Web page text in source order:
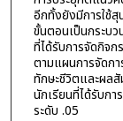
อีกทั้งยังมีการใช้
ขั้นตอนเป็นกระบ
ที่ได้รับการจัดกิจก
ตามแผนการจัดก
ทักษะชีวิตและผล
นักเรียนที่ได้รับก
ระดับ .05